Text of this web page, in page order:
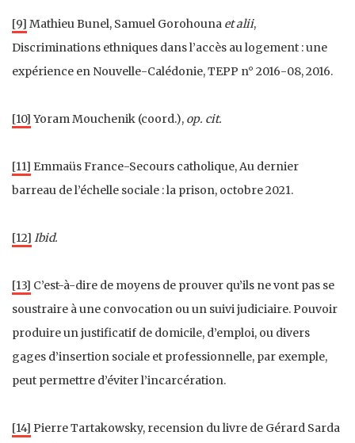
[9] Mathieu Bunel, Samuel Gorohouna et alii,
Discriminations ethniques dans l’accès au logement : une
expérience en Nouvelle-Calédonie, TEPP n° 2016-08, 2016.
[10] Yoram Mouchenik (coord.), op. cit.
[11] Emmaüs France-Secours catholique, Au dernier
barreau de l’échelle sociale : la prison, octobre 2021.
[12] Ibid.
[13] C’est-à-dire de moyens de prouver qu’ils ne vont pas se
soustraire à une convocation ou un suivi judiciaire. Pouvoir
produire un justificatif de domicile, d’emploi, ou divers
gages d’insertion sociale et professionnelle, par exemple,
peut permettre d’éviter l’incarcération.
[14] Pierre Tartakowsky, recension du livre de Gérard Sarda